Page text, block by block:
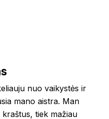
nuo vaikystės ir
mano aistra. Man
tiek mažiau